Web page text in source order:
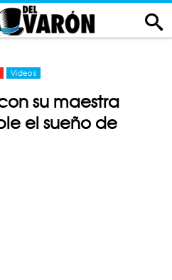
Videos
su maestra
el sueño de